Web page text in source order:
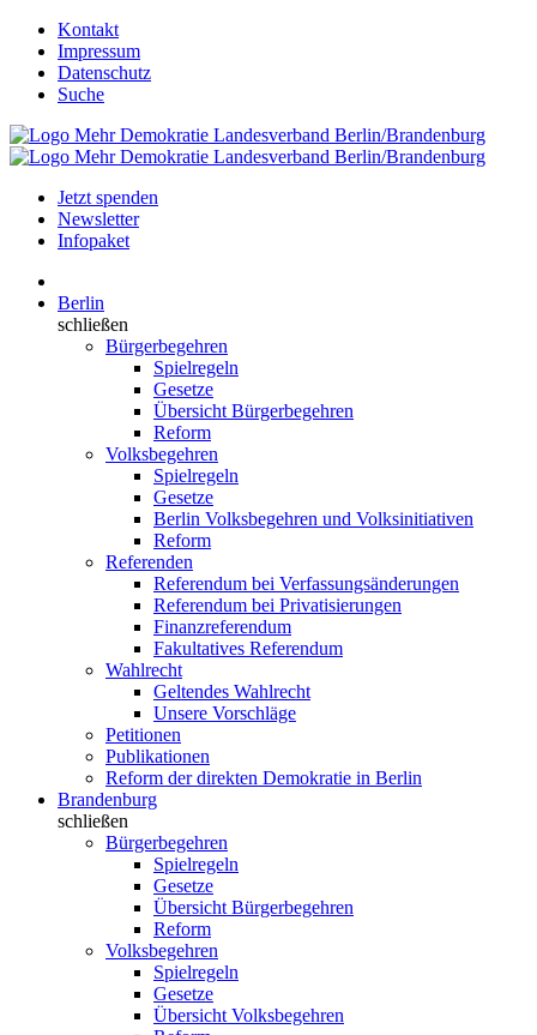
Kontakt
Impressum
Datenschutz
Suche
Jetzt spenden
Newsletter
Infopaket
Berlin
schließen
Bürgerbegehren
Spielregeln
Gesetze
Übersicht Bürgerbegehren
Reform
Volksbegehren
Spielregeln
Gesetze
Berlin Volksbegehren und Volksinitiativen
Reform
Referenden
Referendum bei Verfassungsänderungen
Referendum bei Privatisierungen
Finanzreferendum
Fakultatives Referendum
Wahlrecht
Geltendes Wahlrecht
Unsere Vorschläge
Petitionen
Publikationen
Reform der direkten Demokratie in Berlin
Brandenburg
schließen
Bürgerbegehren
Spielregeln
Gesetze
Übersicht Bürgerbegehren
Reform
Volksbegehren
Spielregeln
Gesetze
Übersicht Volksbegehren